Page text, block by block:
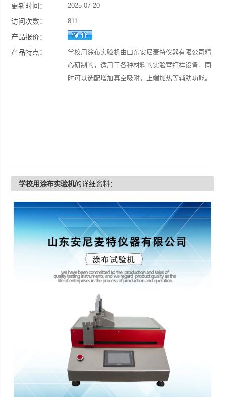
更新时间： 2025-07-20
访问次数： 811
产品报价：
产品特点：
学校用涂布实验机由山东安尼麦特仪器有限公司精
心研制的，适用于各种材料的实验室打样设备，同
时可以选配增加真空吸附，上端加热等辅助功能。
学校用涂布实验机的详细资料：